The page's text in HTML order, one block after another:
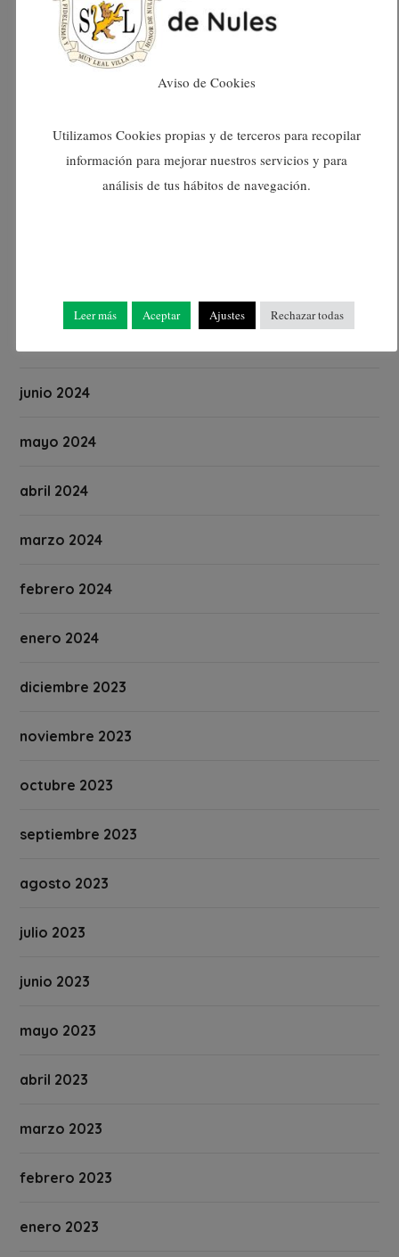
enero 2025
junio 2024
mayo 2024
abril 2024
marzo 2024
febrero 2024
enero 2024
diciembre 2023
noviembre 2023
octubre 2023
septiembre 2023
agosto 2023
julio 2023
junio 2023
mayo 2023
abril 2023
marzo 2023
febrero 2023
enero 2023
Aviso de Cookies
Utilizamos Cookies propias y de terceros para recopilar
información para mejorar nuestros servicios y para
análisis de tus hábitos de navegación.
Leer más Aceptar Ajustes Rechazar todas